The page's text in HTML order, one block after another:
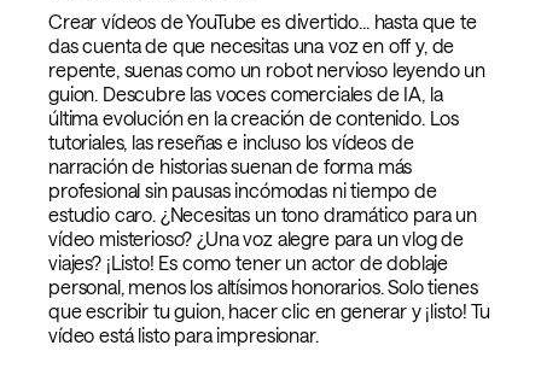
Crear vídeos de YouTube es divertido... hasta que te
das cuenta de que necesitas una voz en off y, de
repente, suenas como un robot nervioso leyendo un
guion. Descubre las voces comerciales de IA, la
última evolución en la creación de contenido. Los
tutoriales, las reseñas e incluso los vídeos de
narración de historias suenan de forma más
profesional sin pausas incómodas ni tiempo de
estudio caro. ¿Necesitas un tono dramático para un
vídeo misterioso? ¿Una voz alegre para un vlog de
viajes? ¡Listo! Es como tener un actor de doblaje
personal, menos los altísimos honorarios. Solo tienes
que escribir tu guion, hacer clic en generar y ¡listo! Tu
vídeo está listo para impresionar.